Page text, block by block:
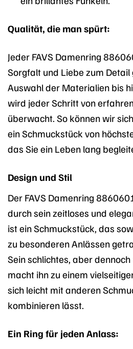
Qualität, die man spürt:
Jeder FAVS Damenring
Sorgfalt und Liebe zum
Auswahl der Materialien bis
wird jeder Schritt von
überwacht. So können wir
ein Schmuckstück von
das Sie ein Leben lang
Design und Stil
Der FAVS Damenring
durch sein zeitloses und
ist ein Schmuckstück, das
zu besonderen Anlässen
Sein schlichtes, aber
macht ihn zu einem
sich leicht mit anderen
kombinieren lässt.
Ein Ring für jeden Anlass: